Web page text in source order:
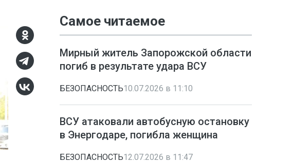
Самое читаемое
Мирный житель Запорожской области
погиб в результате удара ВСУ
БЕЗОПАСНОСТЬ10.07.2026 в 11:10
ВСУ атаковали автобусную остановку
в Энергодаре, погибла женщина
БЕЗОПАСНОСТЬ12.07.2026 в 11:47